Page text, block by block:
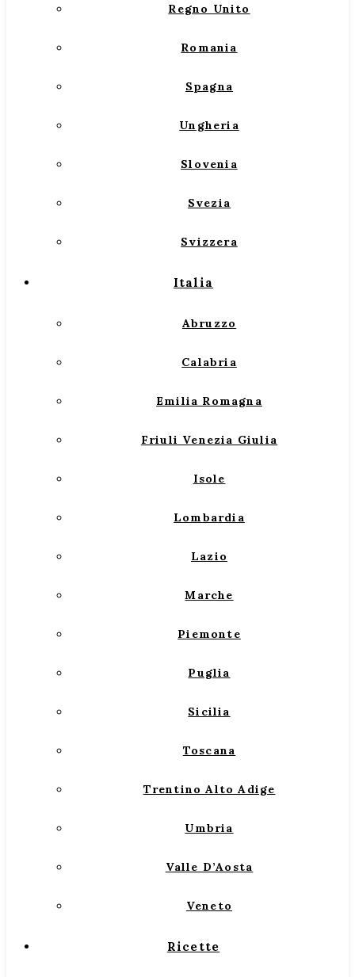
Regno Unito
Romania
Spagna
Ungheria
Slovenia
Svezia
Svizzera
Italia
Abruzzo
Calabria
Emilia Romagna
Friuli Venezia Giulia
Isole
Lombardia
Lazio
Marche
Piemonte
Puglia
Sicilia
Toscana
Trentino Alto Adige
Umbria
Valle D’Aosta
Veneto
Ricette